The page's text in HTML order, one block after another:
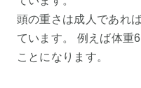
頭の重さは成人であれ
ています。 例えば体重
ことになります。